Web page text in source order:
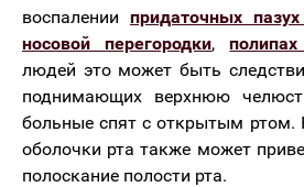
воспалении придаточных
носовой перегородки,
людей это может быть
поднимающих верхнюю
больные спят с открытым ртом.
оболочки рта также может
полоскание полости рта.